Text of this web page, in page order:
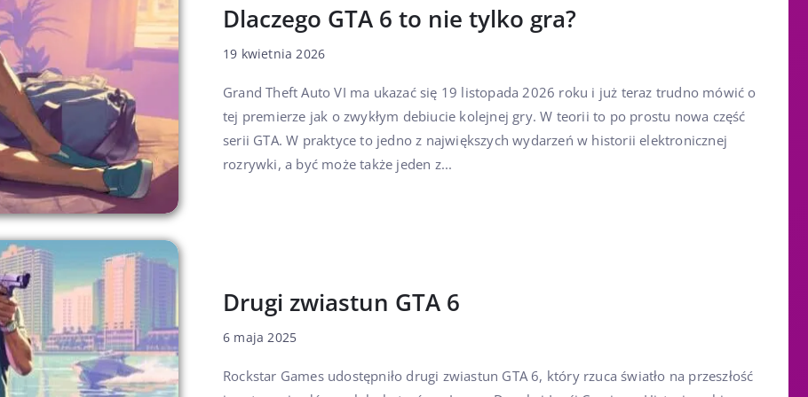
Dlaczego GTA 6 to nie tylko gra?
19 kwietnia 2026
Grand Theft Auto VI ma ukazać się 19 listopada 2026 roku i już teraz trudno mówić o
tej premierze jak o zwykłym debiucie kolejnej gry. W teorii to po prostu nowa część
serii GTA. W praktyce to jedno z największych wydarzeń w historii elektronicznej
rozrywki, a być może także jeden z...
Drugi zwiastun GTA 6
6 maja 2025
Rockstar Games udostępniło drugi zwiastun GTA 6, który rzuca światło na przeszłość